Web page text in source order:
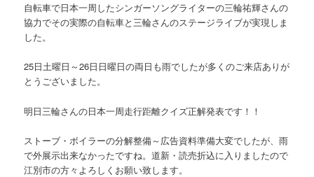
自転車で日本一周したシンガーソングライターの三輪祐輝さんの
協力でその実際の自転車と三輪さんのステージライブが実現しま
した。
25日土曜日～26日日曜日の両日も雨でしたが多くのご来店ありが
とうございました。
明日三輪さんの日本一周走行距離クイズ正解発表です！！
ストーブ・ボイラーの分解整備～広告資料準備大変でしたが、雨
で外展示出来なかったですね。道新・読売折込に入りましたので
江別市の方々よろしくお願い致します。